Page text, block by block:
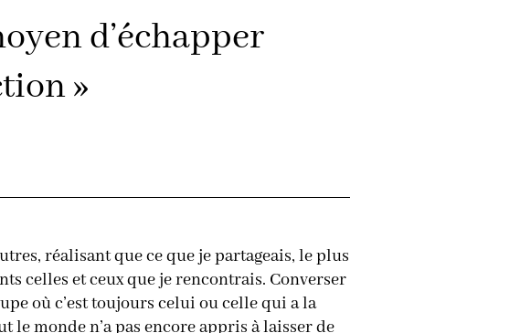
d’échapper
»
réalisant que ce que je partageais, le plus
celles et ceux que je rencontrais. Converser
où c’est toujours celui ou celle qui a la
le monde n’a pas encore appris à laisser de